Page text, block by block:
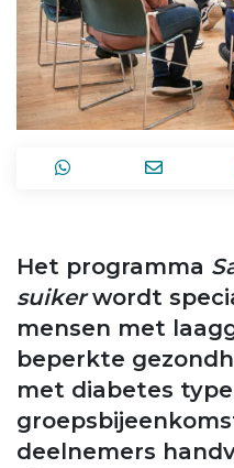
Het programma
suikerwordt
mensen met
beperkte
met diabetes
deelnemers